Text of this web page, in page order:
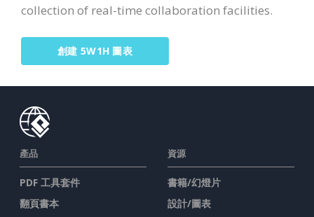
collection of real-time collaboration facilities.
創建 5W1H 圖表
產品
PDF 工具套件
翻頁書本
資源
書籍/幻燈片
設計/圖表